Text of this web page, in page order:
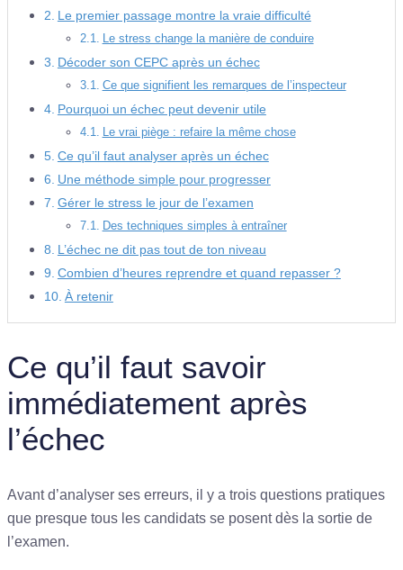
Le premier passage montre la vraie difficulté
Le stress change la manière de conduire
Décoder son CEPC après un échec
Ce que signifient les remarques de l’inspecteur
Pourquoi un échec peut devenir utile
Le vrai piège : refaire la même chose
Ce qu’il faut analyser après un échec
Une méthode simple pour progresser
Gérer le stress le jour de l’examen
Des techniques simples à entraîner
L’échec ne dit pas tout de ton niveau
Combien d’heures reprendre et quand repasser ?
À retenir
Ce qu’il faut savoir
immédiatement après
l’échec
Avant d’analyser ses erreurs, il y a trois questions pratiques
que presque tous les candidats se posent dès la sortie de
l’examen.